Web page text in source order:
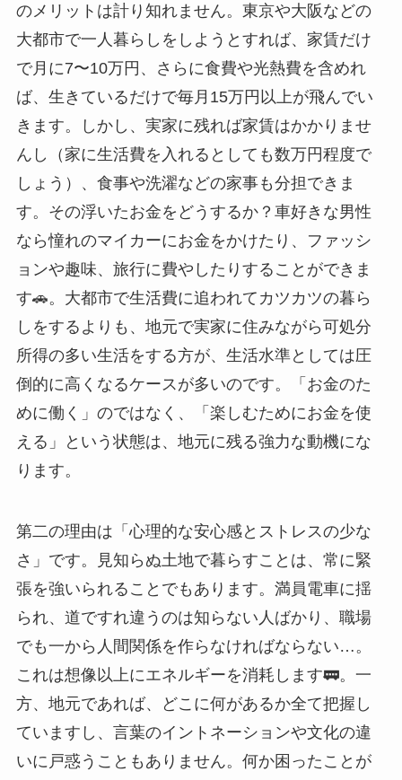
のメリットは計り知れません。東京や大阪などの
大都市で一人暮らしをしようとすれば、家賃だけ
で月に7〜10万円、さらに食費や光熱費を含めれ
ば、生きているだけで毎月15万円以上が飛んでい
きます。しかし、実家に残れば家賃はかかりませ
んし（家に生活費を入れるとしても数万円程度で
しょう）、食事や洗濯などの家事も分担できま
す。その浮いたお金をどうするか？車好きな男性
なら憧れのマイカーにお金をかけたり、ファッシ
ョンや趣味、旅行に費やしたりすることができま
す🚗。大都市で生活費に追われてカツカツの暮ら
しをするよりも、地元で実家に住みながら可処分
所得の多い生活をする方が、生活水準としては圧
倒的に高くなるケースが多いのです。「お金のた
めに働く」のではなく、「楽しむためにお金を使
える」という状態は、地元に残る強力な動機にな
ります。
第二の理由は「心理的な安心感とストレスの少な
さ」です。見知らぬ土地で暮らすことは、常に緊
張を強いられることでもあります。満員電車に揺
られ、道ですれ違うのは知らない人ばかり、職場
でも一から人間関係を作らなければならない…。
これは想像以上にエネルギーを消耗します🚃。一
方、地元であれば、どこに何があるか全て把握し
ていますし、言葉のイントネーションや文化の違
いに戸惑うこともありません。何か困ったことが